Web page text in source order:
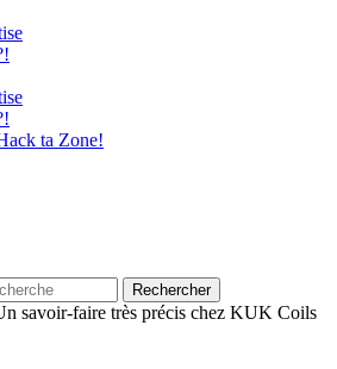
ta Zone!
Rechercher
savoir-faire très précis chez KUK Coils